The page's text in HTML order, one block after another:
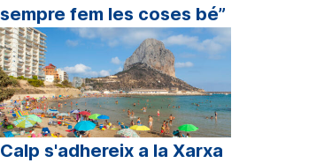
sempre fem les coses bé”
Calp s'adhereix a la Xarxa